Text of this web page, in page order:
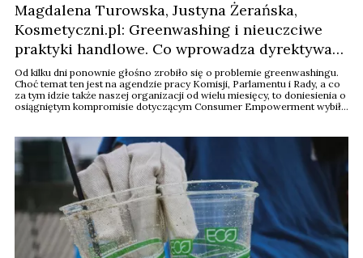
Magdalena Turowska, Justyna Żerańska,
Kosmetyczni.pl: Greenwashing i nieuczciwe
praktyki handlowe. Co wprowadza dyrektywa
wzmacniająca pozycję konsumentów?
​Od kilku dni ponownie głośno zrobiło się o problemie greenwashingu.
Choć temat ten jest na agendzie pracy Komisji, Parlamentu i Rady, a co
za tym idzie także naszej organizacji od wielu miesięcy, to doniesienia o
osiągniętym kompromisie dotyczącym Consumer Empowerment wybiły
branża ...